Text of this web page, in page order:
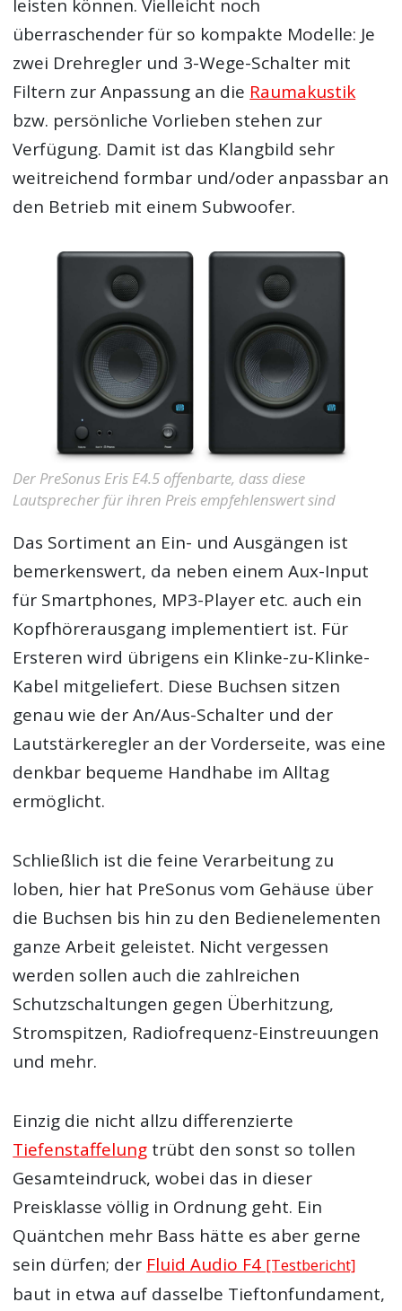
leisten können. Vielleicht noch
überraschender für so kompakte Modelle: Je
zwei Drehregler und 3-Wege-Schalter mit
Filtern zur Anpassung an die Raumakustik
bzw. persönliche Vorlieben stehen zur
Verfügung. Damit ist das Klangbild sehr
weitreichend formbar und/oder anpassbar an
den Betrieb mit einem Subwoofer.
Der PreSonus Eris E4.5 offenbarte, dass diese
Lautsprecher für ihren Preis empfehlenswert sind
Das Sortiment an Ein- und Ausgängen ist
bemerkenswert, da neben einem Aux-Input
für Smartphones, MP3-Player etc. auch ein
Kopfhörerausgang implementiert ist. Für
Ersteren wird übrigens ein Klinke-zu-Klinke-
Kabel mitgeliefert. Diese Buchsen sitzen
genau wie der An/Aus-Schalter und der
Lautstärkeregler an der Vorderseite, was eine
denkbar bequeme Handhabe im Alltag
ermöglicht.
Schließlich ist die feine Verarbeitung zu
loben, hier hat PreSonus vom Gehäuse über
die Buchsen bis hin zu den Bedienelementen
ganze Arbeit geleistet. Nicht vergessen
werden sollen auch die zahlreichen
Schutzschaltungen gegen Überhitzung,
Stromspitzen, Radiofrequenz-Einstreuungen
und mehr.
Einzig die nicht allzu differenzierte
Tiefenstaffelung trübt den sonst so tollen
Gesamteindruck, wobei das in dieser
Preisklasse völlig in Ordnung geht. Ein
Quäntchen mehr Bass hätte es aber gerne
sein dürfen; der Fluid Audio F4 [Testbericht]
baut in etwa auf dasselbe Tieftonfundament,